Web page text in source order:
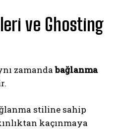
ve Ghosting
zamandabağlanma
stiline sahip
kaçınmaya